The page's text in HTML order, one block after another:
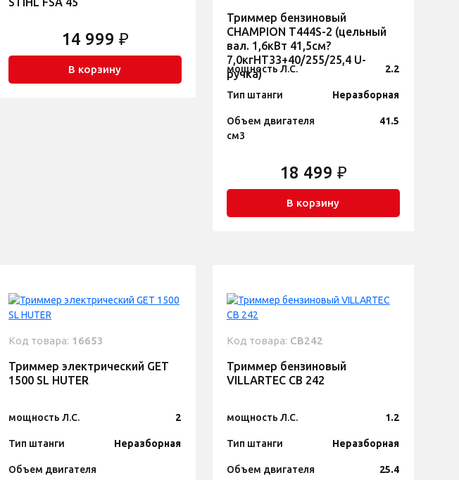
14 999 ₽
В корзину
Триммер бензиновый
CHAMPION Т444S-2 (цельный
вал. 1,6кВт 41,5см?
7,0кгHT33+40/255/25,4 U-
ручка)
мощность Л.С. 2.2
Тип штанги Неразборная
Объем двигателя
см3
41.5
18 499 ₽
В корзину
Код товара: 16653
Триммер электрический GET
1500 SL HUTER
мощность Л.С. 2
Тип штанги Неразборная
Объем двигателя
Код товара: CB242
Триммер бензиновый
VILLARTEC CB 242
мощность Л.С. 1.2
Тип штанги Неразборная
Объем двигателя
25.4